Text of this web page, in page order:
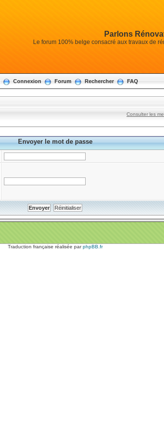
Parlons
Le forum 100% belge consacré aux travaux de
Connexion Forum Rechercher FAQ
Consulter les
Envoyer le mot de passe
Traduction française réalisée parphpBB.fr